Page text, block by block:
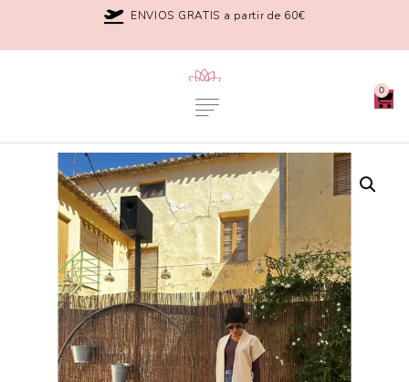
ENVIOS GRATIS a partir de 60€
0